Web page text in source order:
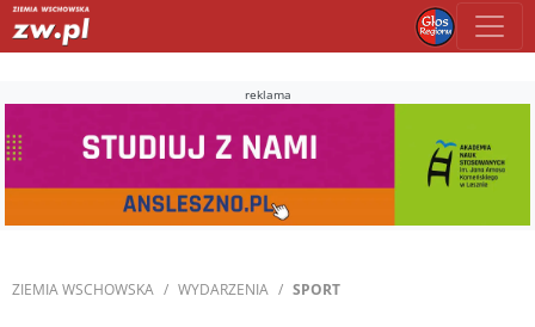
reklama
ZIEMIA WSCHOWSKA WYDARZENIA SPORT